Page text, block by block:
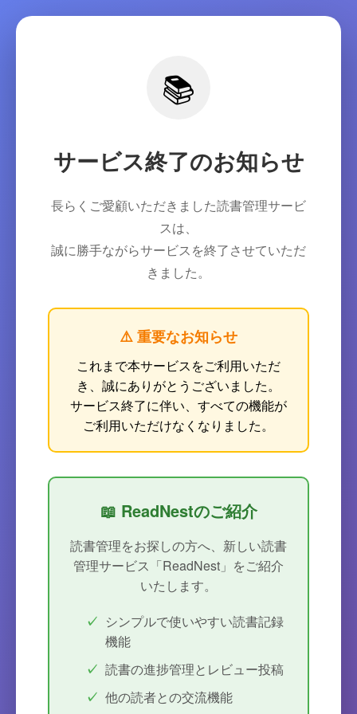
📚
サービス終了のお知らせ
長らくご愛顧いただきました読書管理サービ
スは、
誠に勝手ながらサービスを終了させていただ
きました。
⚠️ 重要なお知らせ
これまで本サービスをご利用いただ
き、誠にありがとうございました。
サービス終了に伴い、すべての機能が
ご利用いただけなくなりました。
📖 ReadNestのご紹介
読書管理をお探しの方へ、新しい読書
管理サービス「ReadNest」をご紹介
いたします。
シンプルで使いやすい読書記録
機能
読書の進捗管理とレビュー投稿
他の読者との交流機能